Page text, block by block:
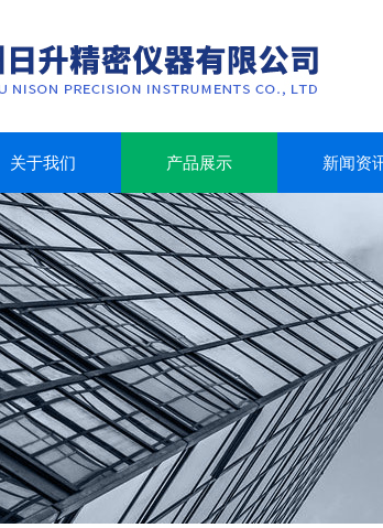
关于我们 产品展示 新闻资